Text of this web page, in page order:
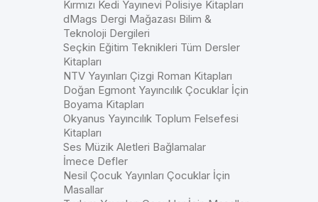
Kırmızı Kedi Yayınevi Polisiye Kitapları
dMags Dergi Mağazası Bilim &
Teknoloji Dergileri
Seçkin Eğitim Teknikleri Tüm Dersler
Kitapları
NTV Yayınları Çizgi Roman Kitapları
Doğan Egmont Yayıncılık Çocuklar İçin
Boyama Kitapları
Okyanus Yayıncılık Toplum Felsefesi
Kitapları
Ses Müzik Aletleri Bağlamalar
İmece Defler
Nesil Çocuk Yayınları Çocuklar İçin
Masallar